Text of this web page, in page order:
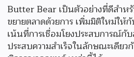
Butter Bear เป็นตัวอย่างที่ดีสำห
ขยายตลาดด้วยการ เพิ่มมิติใหม่ให้
เน้นที่การเชื่อมโยงประสบการณ์กั
ประสบความสำเร็จในลักษณะเดีย